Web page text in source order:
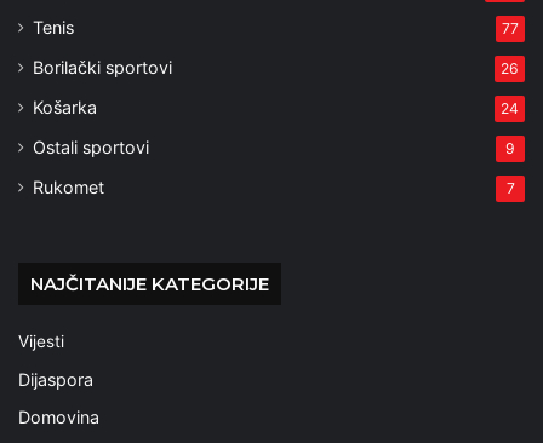
Tenis 77
Borilački sportovi 26
Košarka 24
Ostali sportovi 9
Rukomet 7
NAJČITANIJE KATEGORIJE
Vijesti
Dijaspora
Domovina